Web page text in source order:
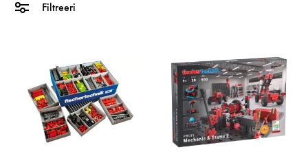
Filtreeri